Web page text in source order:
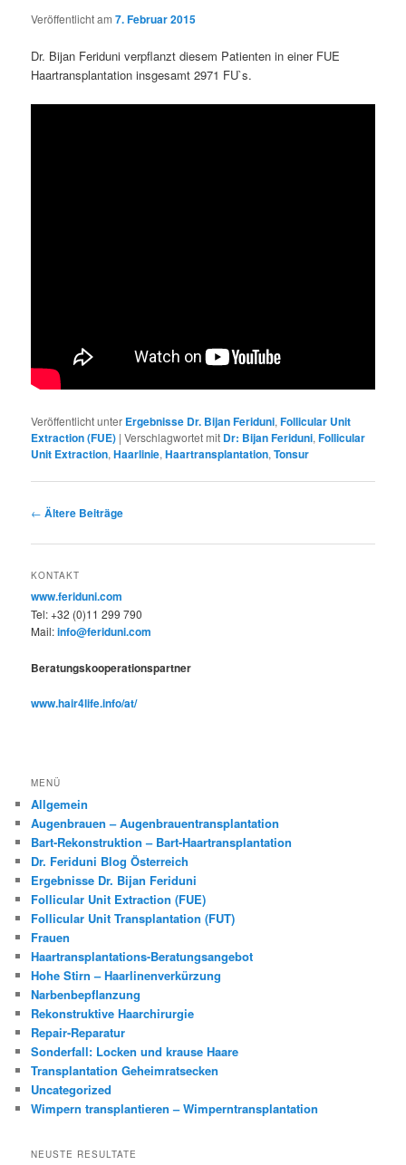
Veröffentlicht am7. Februar 2015
Dr. Bijan Feriduni verpflanzt diesem Patienten in einer FUE
Haartransplantation insgesamt 2971 FU`s.
Veröffentlicht unter Ergebnisse Dr. Bijan Feriduni,Follicular Unit
Extraction (FUE) |Verschlagwortet mit Dr: Bijan Feriduni,Follicular
Unit Extraction,Haarlinie,Haartransplantation,Tonsur
Beitragsnavigation
← Ältere Beiträge
KONTAKT
www.feriduni.com
Tel: +32 (0)11 299 790
Mail:info@feriduni.com
Beratungskooperationspartner
www.hair4life.info/at/
MENÜ
Allgemein
Augenbrauen – Augenbrauentransplantation
Bart-Rekonstruktion – Bart-Haartransplantation
Dr. Feriduni Blog Österreich
Ergebnisse Dr. Bijan Feriduni
Follicular Unit Extraction (FUE)
Follicular Unit Transplantation (FUT)
Frauen
Haartransplantations-Beratungsangebot
Hohe Stirn – Haarlinenverkürzung
Narbenbepflanzung
Rekonstruktive Haarchirurgie
Repair-Reparatur
Sonderfall: Locken und krause Haare
Transplantation Geheimratsecken
Uncategorized
Wimpern transplantieren – Wimperntransplantation
NEUSTE RESULTATE